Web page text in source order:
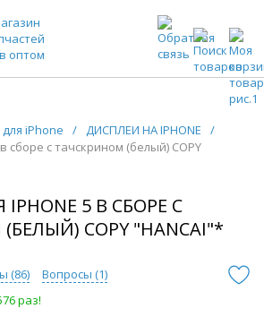
ДЛЯ ТЕЛЕФОНОВ ОПТОМ
iPhone / ДИСПЛЕИ НА IPHONE
/
сборе с тачскрином (белый) COPY
5 В СБОРЕ С
COPY "HANCAI"*
(86) Вопросы (1)
раз!